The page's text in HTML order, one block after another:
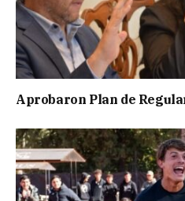
Aprobaron Plan de